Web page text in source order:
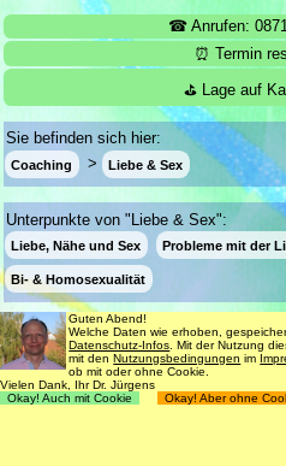
☎ Anrufen:
⏰ Termin
⛳ Lage auf
Sie befinden sich hier:
Coaching Liebe & Sex
Unterpunkte von "Liebe & Sex":
Liebe, Nähe und Sex Probleme mit der
Bi- & Homosexualität
Login Suche
Datenschutz
Impressum
© 1998 - 2018Dr. rer. nat. Martin
Guten Abend!
Welche Daten wie erhoben,
Datenschutz-Infos . Mit der Nutzung
mit denNutzungsbedingungen im
ob mit oder ohne Cookie.
Vielen Dank, Ihr Dr. Jürgens
Okay! Auch mit Cookie
Okay! Aber ohne